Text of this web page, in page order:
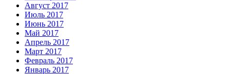
Август 2017
Июль 2017
Июнь 2017
Май 2017
Апрель 2017
Март 2017
Февраль 2017
Январь 2017